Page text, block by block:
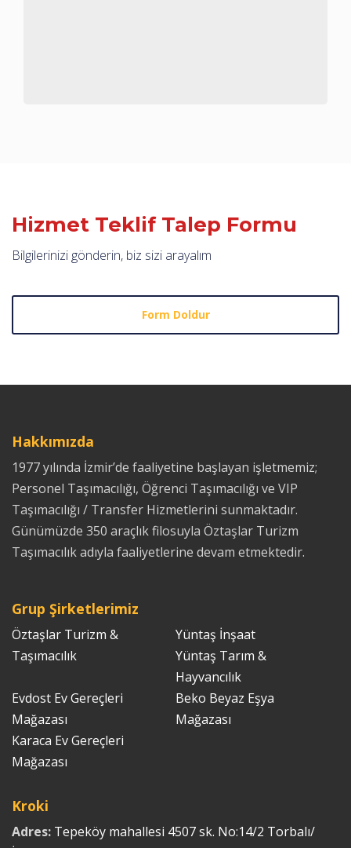
Hizmet Teklif Talep Formu
Bilgilerinizi gönderin, biz sizi arayalım
Form Doldur
Hakkımızda
1977 yılında İzmir’de faaliyetine başlayan işletmemiz;
Personel Taşımacılığı, Öğrenci Taşımacılığı ve VIP
Taşımacılığı / Transfer Hizmetlerini sunmaktadır.
Günümüzde 350 araçlık filosuyla Öztaşlar Turizm
Taşımacılık adıyla faaliyetlerine devam etmektedir.
Grup Şirketlerimiz
Öztaşlar Turizm &
Taşımacılık
Yüntaş İnşaat
Yüntaş Tarım &
Hayvancılık
Evdost Ev Gereçleri
Mağazası
Beko Beyaz Eşya
Mağazası
Karaca Ev Gereçleri
Mağazası
Kroki
Adres: Tepeköy mahallesi 4507 sk. No:14/2 Torbalı/